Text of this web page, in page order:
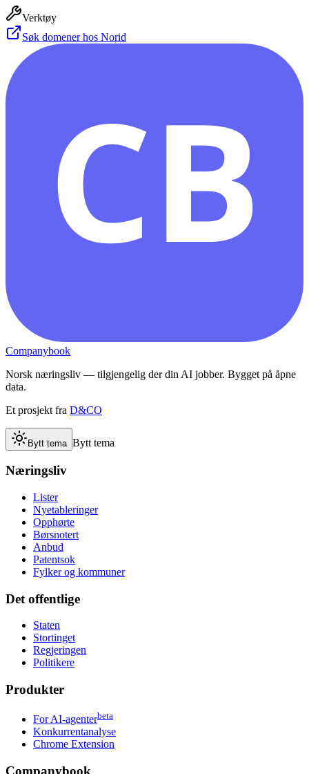
Verktøy
Søk domener hos Norid
CB
Companybook
Norsk næringsliv — tilgjengelig der din AI jobber. Bygget på åpne
data.
Et prosjekt fra D&CO
Bytt tema Bytt tema
Næringsliv
Lister
Nyetableringer
Opphørte
Børsnotert
Anbud
Patentsok
Fylker og kommuner
Det offentlige
Staten
Stortinget
Regjeringen
Politikere
Produkter
For AI-agenterbeta
Konkurrentanalyse
Chrome Extension
Companybook